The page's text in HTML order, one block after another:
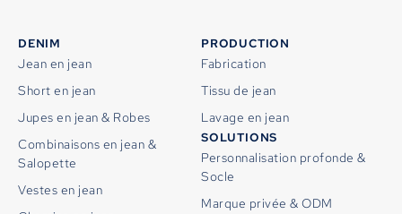
DENIM
Jean en jean
Short en jean
Jupes en jean & Robes
Combinaisons en jean &
Salopette
Vestes en jean
PRODUCTION
Fabrication
Tissu de jean
Lavage en jean
SOLUTIONS
Personnalisation profonde &
Socle
Marque privée & ODM